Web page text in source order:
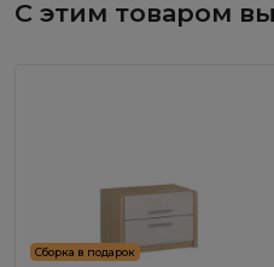
С этим товаром
Сборка в подарок